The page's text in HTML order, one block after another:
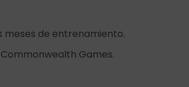
meses de entrenamiento.
Games.